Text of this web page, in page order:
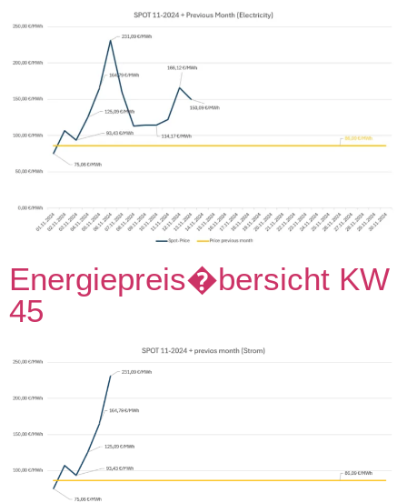
Energiepreis�bersicht KW
45